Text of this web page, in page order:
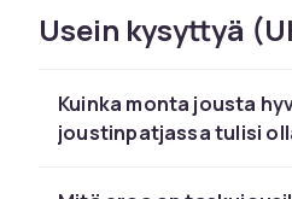
missä keho sitä tarvitsee.
sinut viileänä yön aikana.
Taskujouset –
tärkeää
Toisin kuin vanhat
Usein kysyttyä
Kuinka monta jousta
joustinpatjassa tulisi